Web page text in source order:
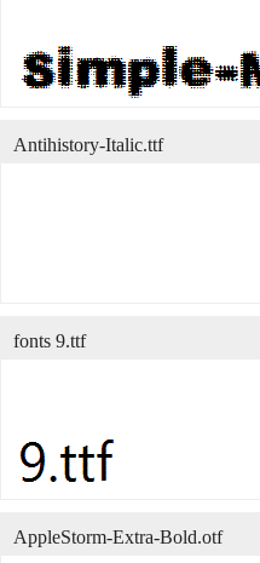
Antihistory-Italic.ttf
fonts 9.ttf
AppleStorm-Extra-Bold.otf